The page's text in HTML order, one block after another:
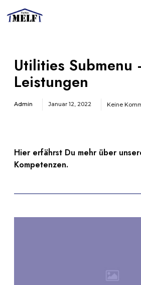
Utilities Submenu
Leistungen
Admin Januar 12, 2022 Keine
Hier erfährst Du mehr über
Kompetenzen.